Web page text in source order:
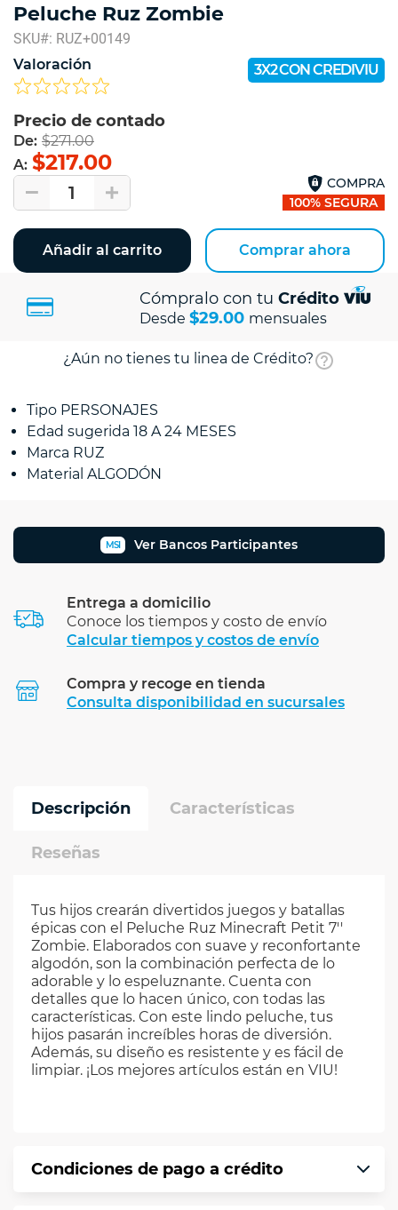
Peluche Ruz Zombie
SKU#: RUZ+00149
Valoración
Precio de contado
De: $271.00
A: $217.00
1
3X2 CON CREDIVIU
COMPRA
100% SEGURA
Añadir al carrito Comprar ahora
Cómpralo con tu Crédito
Desde $29.00 mensuales
¿Aún no tienes tu linea de Crédito?
Tipo PERSONAJES
Edad sugerida 18 A 24 MESES
Marca RUZ
Material ALGODÓN
MSI Ver Bancos Participantes
Entrega a domicilio
Conoce los tiempos y costo de envío
Calcular tiempos y costos de envío
Compra y recoge en tienda
Consulta disponibilidad en sucursales
Descripción Características
Reseñas
Tus hijos crearán divertidos juegos y batallas
épicas con el Peluche Ruz Minecraft Petit 7''
Zombie. Elaborados con suave y reconfortante
algodón, son la combinación perfecta de lo
adorable y lo espeluznante. Cuenta con
detalles que lo hacen único, con todas las
características. Con este lindo peluche, tus
hijos pasarán increíbles horas de diversión.
Además, su diseño es resistente y es fácil de
limpiar. ¡Los mejores artículos están en VIU!
Condiciones de pago a crédito